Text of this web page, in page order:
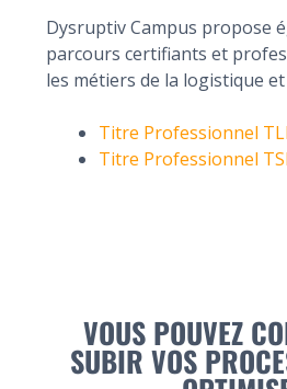
Dysruptiv Campus propose
parcours certifiants et
les métiers de la logistique
Titre Professionnel
Titre Professionnel
VOUS POUVEZ
SUBIR VOS